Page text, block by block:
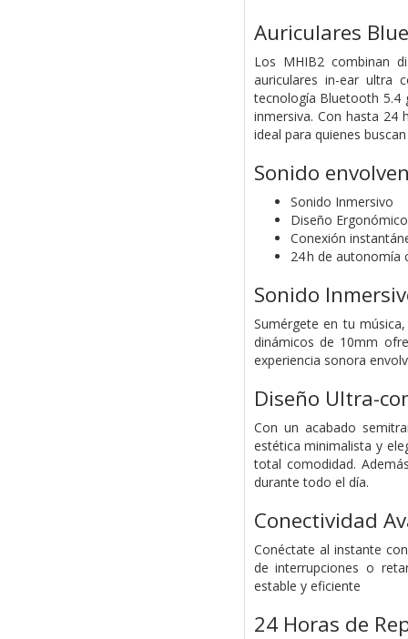
Auriculares
Los MHIB2 combinan
auriculares in-ear ultra
tecnología Bluetooth 5.4
inmersiva. Con hasta 24
ideal para quienes
Sonido
Sonido Inmersivo
Diseño
Conexión
24 h de autonomía
Sonido
Sumérgete en tu
dinámicos de 10mm
experiencia sonora
Diseño Ultra-
Con un acabado
estética minimalista y
total comodidad.
durante todo el día.
Conectividad
Conéctate al instante
de interrupciones o
estable y eficiente
24 Horas de